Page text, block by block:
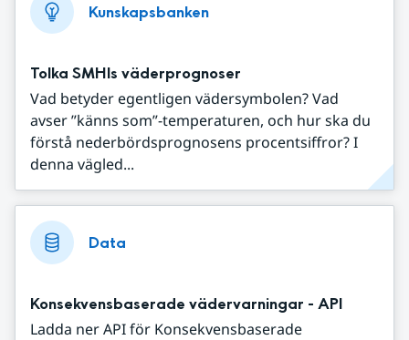
Kunskapsbanken
Tolka SMHIs väderprognoser
Vad betyder egentligen vädersymbolen? Vad
avser ”känns som”-temperaturen, och hur ska du
förstå nederbördsprognosens procentsiffror? I
denna vägled...
Data
Konsekvensbaserade vädervarningar - API
Ladda ner API för Konsekvensbaserade